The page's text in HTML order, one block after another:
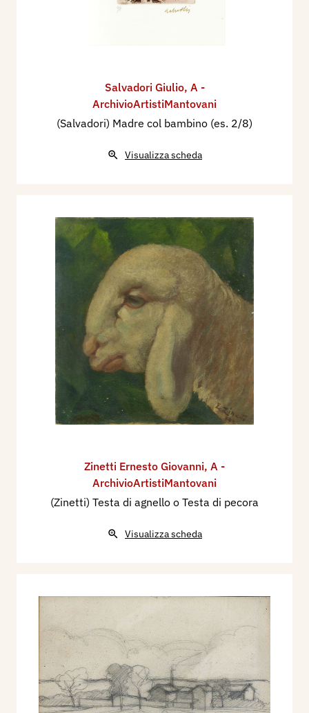
Salvadori Giulio, A -
ArchivioArtistiMantovani
(Salvadori) Madre col bambino (es. 2/8)
Visualizza scheda
Zinetti Ernesto Giovanni, A -
ArchivioArtistiMantovani
(Zinetti) Testa di agnello o Testa di pecora
Visualizza scheda